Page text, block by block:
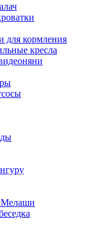
для кормления
кресла
Мелаши